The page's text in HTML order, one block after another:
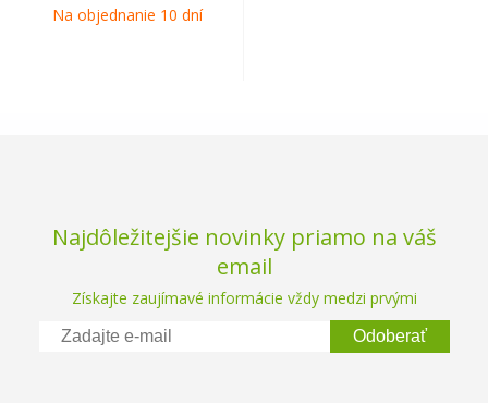
Na objednanie 10 dní
Najdôležitejšie novinky priamo na váš
email
Získajte zaujímavé informácie vždy medzi prvými
Odoberať